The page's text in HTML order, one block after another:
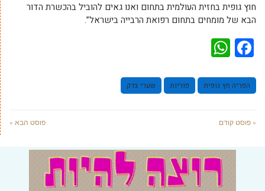
חוץ גופית בחזית העולמית בתחום ואנו גאים להוביל בהכשרת הדור
הבא של מומחים בתחום רפואת הרבייה בישראל”.
Facebook
הפריה חץ גופית פוריות שערי צדק
« פוסט קודם פוסט הבא »